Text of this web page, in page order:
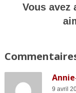
Vous avez
9 avril